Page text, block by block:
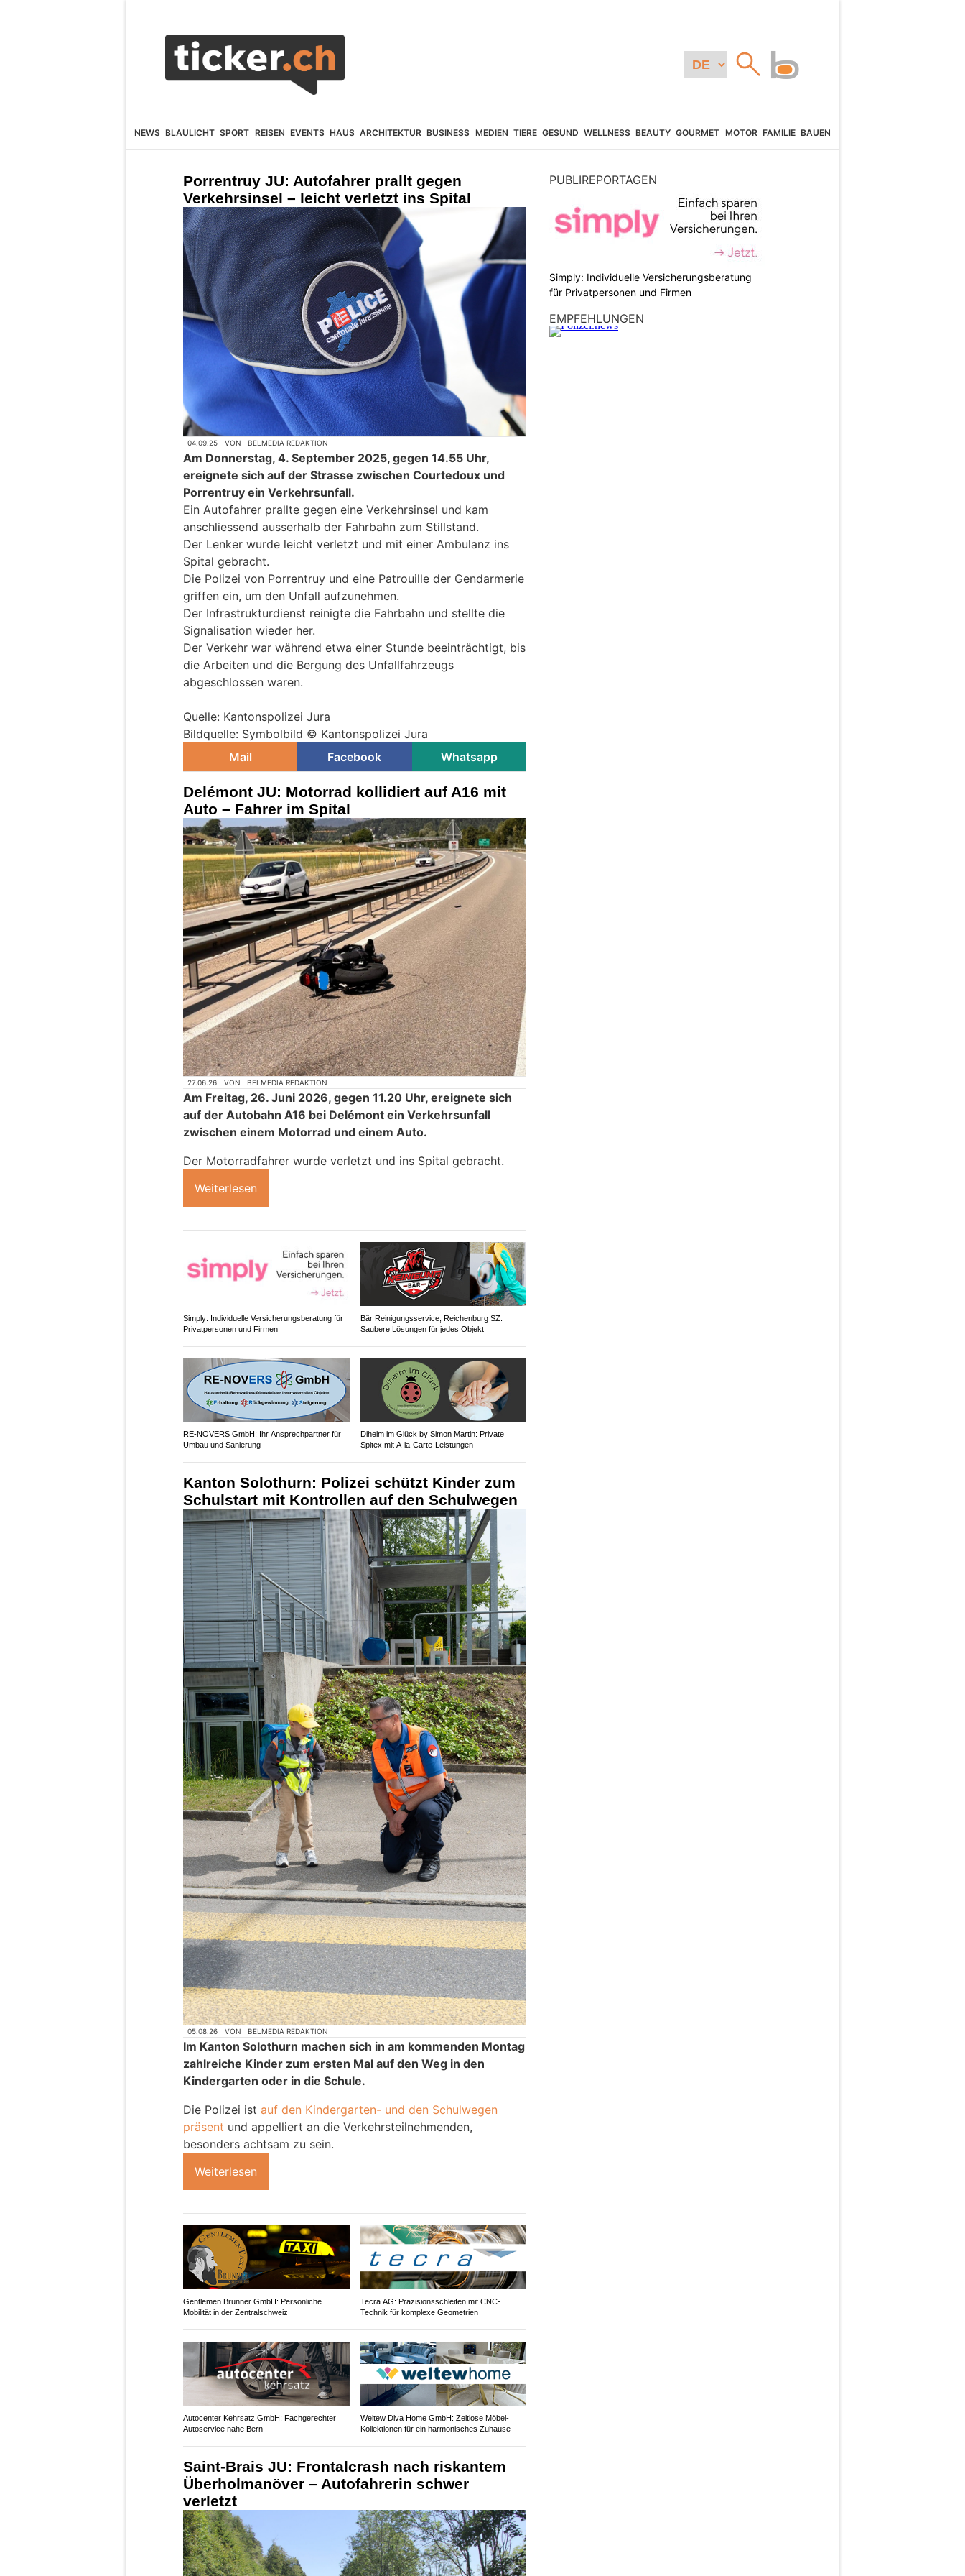
NEWS BLAULICHT SPORT REISEN EVENTS HAUS ARCHITEKTUR BUSINESS MEDIEN TIERE GESUND WELLNESS BEAUTY GOURMET MOTOR FAMILIE BAUEN
Porrentruy JU: Autofahrer prallt gegen
Verkehrsinsel – leicht verletzt ins Spital
04.09.25 VON BELMEDIA REDAKTION
Am Donnerstag, 4. September 2025, gegen 14.55 Uhr,
ereignete sich auf der Strasse zwischen Courtedoux und
Porrentruy ein Verkehrsunfall.
Ein Autofahrer prallte gegen eine Verkehrsinsel und kam
anschliessend ausserhalb der Fahrbahn zum Stillstand.
Der Lenker wurde leicht verletzt und mit einer Ambulanz ins
Spital gebracht.
Die Polizei von Porrentruy und eine Patrouille der Gendarmerie
griffen ein, um den Unfall aufzunehmen.
Der Infrastrukturdienst reinigte die Fahrbahn und stellte die
Signalisation wieder her.
Der Verkehr war während etwa einer Stunde beeinträchtigt, bis
die Arbeiten und die Bergung des Unfallfahrzeugs
abgeschlossen waren.
Quelle: Kantonspolizei Jura
Bildquelle: Symbolbild © Kantonspolizei Jura
Mail
Facebook Whatsapp
Delémont JU: Motorrad kollidiert auf A16 mit
Auto – Fahrer im Spital
27.06.26 VON BELMEDIA REDAKTION
Am Freitag, 26. Juni 2026, gegen 11.20 Uhr, ereignete sich
auf der Autobahn A16 bei Delémont ein Verkehrsunfall
zwischen einem Motorrad und einem Auto.
Der Motorradfahrer wurde verletzt und ins Spital gebracht.
Weiterlesen
Simply: Individuelle Versicherungsberatung für
Privatpersonen und Firmen
Bär Reinigungsservice, Reichenburg SZ:
Saubere Lösungen für jedes Objekt
RE-NOVERS GmbH: Ihr Ansprechpartner für
Umbau und Sanierung
Diheim im Glück by Simon Martin: Private
Spitex mit A-la-Carte-Leistungen
Kanton Solothurn: Polizei schützt Kinder zum
Schulstart mit Kontrollen auf den Schulwegen
05.08.26 VON BELMEDIA REDAKTION
Im Kanton Solothurn machen sich in am kommenden Montag
zahlreiche Kinder zum ersten Mal auf den Weg in den
Kindergarten oder in die Schule.
Die Polizei ist auf den Kindergarten- und den Schulwegen
präsent und appelliert an die Verkehrsteilnehmenden,
besonders achtsam zu sein.
Weiterlesen
Gentlemen Brunner GmbH: Persönliche
Mobilität in der Zentralschweiz
Tecra AG: Präzisionsschleifen mit CNC-
Technik für komplexe Geometrien
Autocenter Kehrsatz GmbH: Fachgerechter
Autoservice nahe Bern
Weltew Diva Home GmbH: Zeitlose Möbel-
Kollektionen für ein harmonisches Zuhause
Saint-Brais JU: Frontalcrash nach riskantem
Überholmanöver – Autofahrerin schwer
verletzt
PUBLIREPORTAGEN
Simply: Individuelle Versicherungsberatung
für Privatpersonen und Firmen
EMPFEHLUNGEN